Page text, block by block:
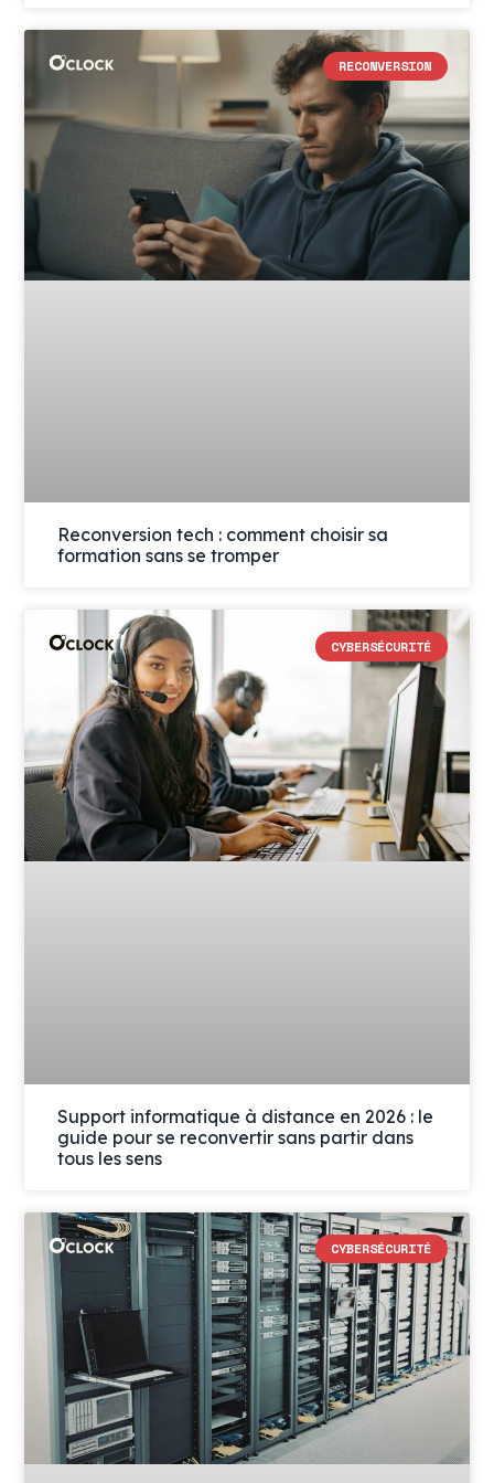
RECONVERSION
Reconversion tech : comment choisir sa
formation sans se tromper
CYBERSÉCURITÉ
Support informatique à distance en 2026 : le
guide pour se reconvertir sans partir dans
tous les sens
CYBERSÉCURITÉ